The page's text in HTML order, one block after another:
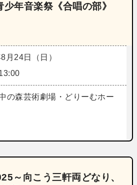
年音楽祭《合唱の部》
月24日（日）
の森芸術劇場・どりーむホー
～向こう三軒両どなり、